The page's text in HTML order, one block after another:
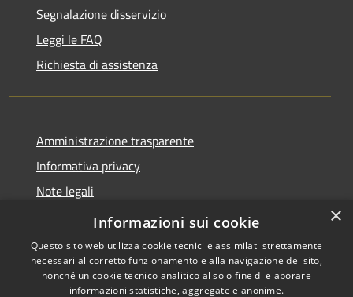
Segnalazione disservizio
Leggi le FAQ
Richiesta di assistenza
Amministrazione trasparente
Informativa privacy
Note legali
Dichiarazione di accessibilità
×
Informazioni sui cookie
Questo sito web utilizza cookie tecnici e assimilati strettamente
necessari al corretto funzionamento e alla navigazione del sito,
nonché un cookie tecnico analitico al solo fine di elaborare
informazioni statistiche, aggregate e anonime.